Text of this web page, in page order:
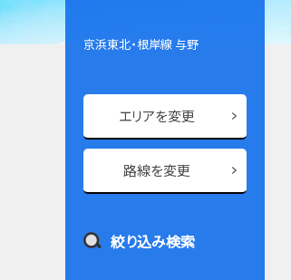
京浜東北・根岸線 与野
エリアを変更
路線を変更
絞り込み検索